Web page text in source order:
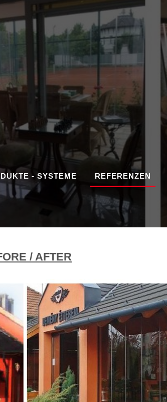
- SYSTEME REFERENZEN
/ AFTER